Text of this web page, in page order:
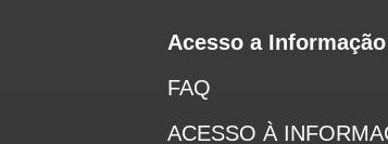
Acesso a Informação
FAQ
ACESSO À